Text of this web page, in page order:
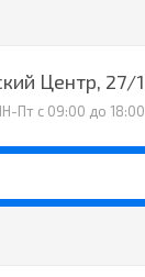
Центр, 27/1
Пт с 09:00 до 18:00